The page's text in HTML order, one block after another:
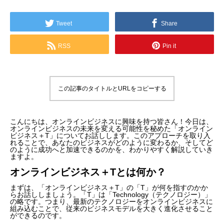
Tweet Share
RSS Pin it
この記事のタイトルとURLをコピーする
こんにちは、オンラインビジネスに興味を持つ皆さん！今日は、
オンラインビジネスの未来を変える可能性を秘めた「オンライン
ビジネス＋T」についてお話しします。このアプローチを取り入
れることで、あなたのビジネスがどのように変わるか、そしてど
のように成功へと加速できるのかを、わかりやすく解説していき
ますよ。
オンラインビジネス＋Tとは何か？
まずは、「オンラインビジネス＋T」の「T」が何を指すのかか
らお話ししましょう。「T」は「Technology（テクノロジー）」
の略です。つまり、最新のテクノロジーをオンラインビジネスに
組み込むことで、従来のビジネスモデルを大きく進化させること
ができるのです。